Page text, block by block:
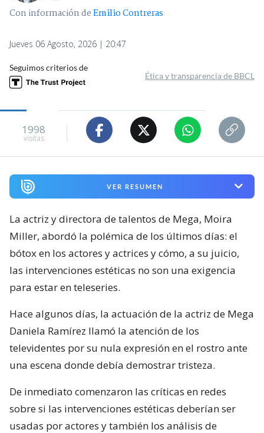
Con información deEmilio Contreras
Jueves 06 Agosto, 2026 | 20:47
Seguimos criterios de
Ética y transparencia de BBCL
1998
visitas
VER RESUMEN
La actriz y directora de talentos de Mega, Moira
Miller, abordó la polémica de los últimos días: el
bótox en los actores y actrices y cómo, a su juicio,
las intervenciones estéticas no son una exigencia
para estar en teleseries.
Hace algunos días, la actuación de la actriz de Mega
Daniela Ramírez llamó la atención de los
televidentes por su nula expresión en el rostro ante
una escena donde debía demostrar tristeza.
De inmediato comenzaron las críticas en redes
sobre si las intervenciones estéticas deberían ser
usadas por actores y también los análisis de